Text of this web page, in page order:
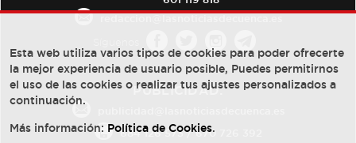
PUBLICIDAD:
684 126 573/670 726 392
Esta web utiliza varios tipos de cookies para poder ofrecerte
la mejor experiencia de usuario posible, Puedes permitirnos
el uso de las cookies o realizar tus ajustes personalizados a
continuación.
Más información: Política de Cookies.